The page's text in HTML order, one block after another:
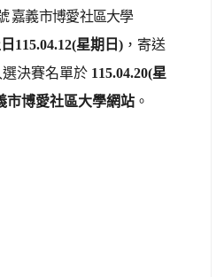
嘉義市博愛社區大學
115.04.12(星期日)，寄送
決賽名單於 115.04.20(星
市博愛社區大學網站 。